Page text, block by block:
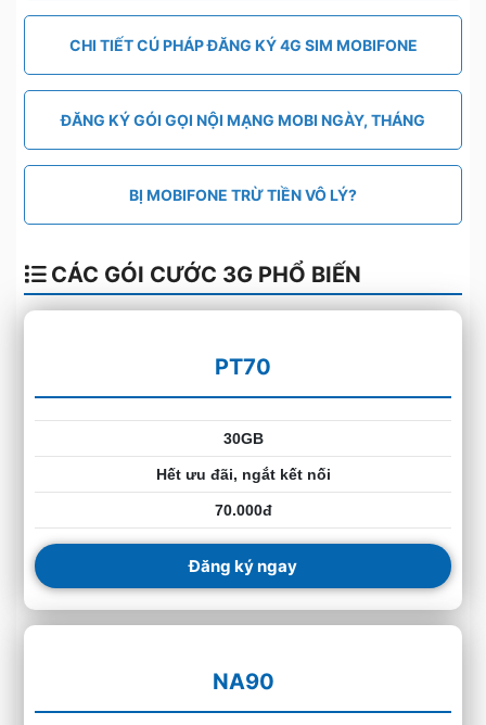
CHI TIẾT CÚ PHÁP ĐĂNG KÝ 4G SIM MOBIFONE
ĐĂNG KÝ GÓI GỌI NỘI MẠNG MOBI NGÀY, THÁNG
BỊ MOBIFONE TRỪ TIỀN VÔ LÝ?
CÁC GÓI CƯỚC 3G PHỔ BIẾN
PT70
30GB
Hết ưu đãi, ngắt kết nối
70.000đ
Đăng ký ngay
NA90